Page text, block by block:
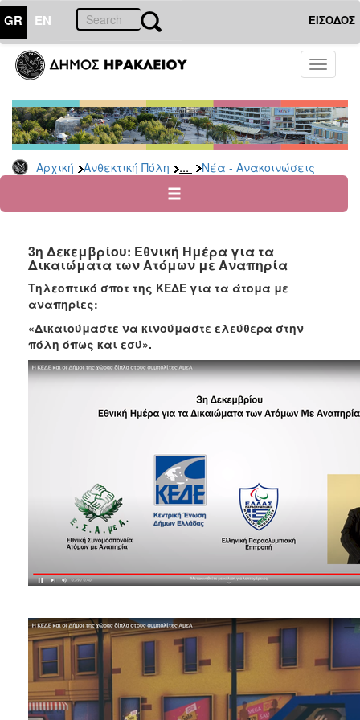
GR EN ΕΙΣΟΔΟΣ
Toggle
Αρχική Ανθεκτική Πόλη ... Νέα - Ανακοινώσεις
ΑΝΘΕΚΤΙΚΗ
ΠΟΛΗ
Κοινωνική
Πολιτική
Νέα
Ανακοινώσεις
για
Οικονομική
Αδυναμία
&
Φυσικές
Καταστροφές
Κέντρα
Κοινοτικής
(Κ.Δ.Α.Π.)
Κέντρα
Ημερήσιας
Φροντίδας
(Κ.Η.Φ.Η.)
Αδειοδότηση
&
Έλεγχος
Βρεφονηπιακών
Σταθμών
Δημοτικό
3η Δεκεμβρίου: Εθνική Ημέρα για τα
Δικαιώματα των Ατόμων με Αναπηρία
Τηλεοπτικό σποτ της ΚΕΔΕ για τα άτομα με
αναπηρίες:
«Δικαιούμαστε να κινούμαστε ελεύθερα στην
πόλη όπως και εσύ».